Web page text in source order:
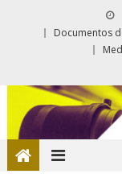
Documentos